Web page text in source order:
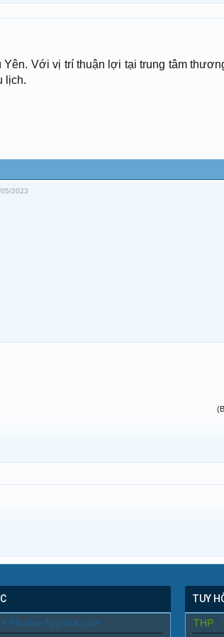
Với vị trí thuận lợi tại trung tâm
lịch.
2023
PhuYenTuyHoa.com
TUY
THP